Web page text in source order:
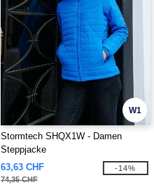
W1
Stormtech SHQX1W - Damen
Steppjacke
63,63 CHF
74,35 CHF
-14%